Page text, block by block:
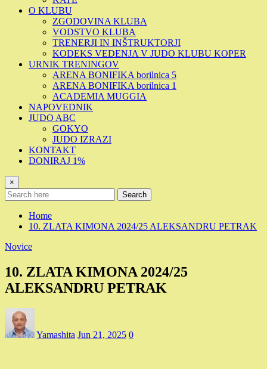
O KLUBU
ZGODOVINA KLUBA
VODSTVO KLUBA
TRENERJI IN INŠTRUKTORJI
KODEKS VEDENJA V JUDO KLUBU KOPER
URNIK TRENINGOV
ARENA BONIFIKA borilnica 5
ARENA BONIFIKA borilnica 1
ACADEMIA MUGGIA
NAPOVEDNIK
JUDO ABC
GOKYO
JUDO IZRAZI
KONTAKT
DONIRAJ 1%
×
Search
Home
10. ZLATA KIMONA 2024/25 ALEKSANDRU PETRAK
Novice
10. ZLATA KIMONA 2024/25
ALEKSANDRU PETRAK
Yamashita Jun 21, 2025 0